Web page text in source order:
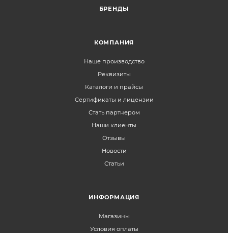
БРЕНДЫ
КОМПАНИЯ
Наше производство
Реквизиты
Каталоги и прайсы
Сертификаты и лицензии
Стать партнером
Наши клиенты
Отзывы
Новости
Статьи
ИНФОРМАЦИЯ
Магазины
Условия оплаты